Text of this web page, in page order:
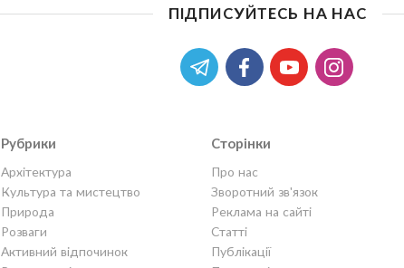
ПІДПИСУЙТЕСЬ НА НАС
Рубрики
Архітектура
Культура та мистецтво
Природа
Розваги
Активний відпочинок
Сторінки
Про нас
Зворотний зв'язок
Реклама на сайті
Статті
Публікації